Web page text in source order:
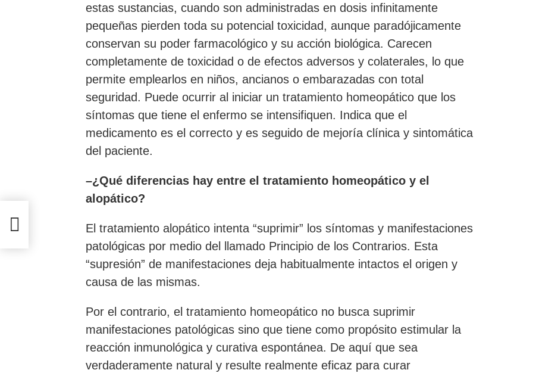
estas sustancias, cuando son administradas en dosis infinitamente
pequeñas pierden toda su potencial toxicidad, aunque paradójicamente
conservan su poder farmacológico y su acción biológica. Carecen
completamente de toxicidad o de efectos adversos y colaterales, lo que
permite emplearlos en niños, ancianos o embarazadas con total
seguridad. Puede ocurrir al iniciar un tratamiento homeopático que los
síntomas que tiene el enfermo se intensifiquen. Indica que el
medicamento es el correcto y es seguido de mejoría clínica y sintomática
del paciente.
–¿Qué diferencias hay entre el tratamiento homeopático y el
alopático?
El tratamiento alopático intenta “suprimir” los síntomas y manifestaciones
patológicas por medio del llamado Principio de los Contrarios. Esta
“supresión” de manifestaciones deja habitualmente intactos el origen y
causa de las mismas.
Por el contrario, el tratamiento homeopático no busca suprimir
manifestaciones patológicas sino que tiene como propósito estimular la
reacción inmunológica y curativa espontánea. De aquí que sea
verdaderamente natural y resulte realmente eficaz para curar
y